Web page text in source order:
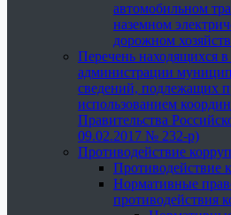
автомобильном
наземном
дорожном
Перечень находящихся
администрации
сведений, подлежащих
использованием
Правительства
09.02.2017 № 232-р)
Противодействие
Противодействие
Нормативные
противодействия